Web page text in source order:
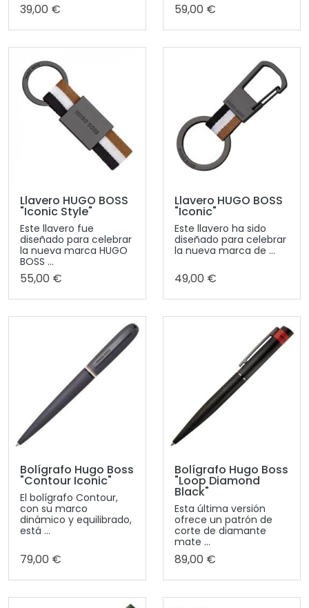
39,00 € 59,00 €
Llavero HUGO BOSS
"Iconic Style"
Este llavero fue
diseñado para celebrar
la nueva marca HUGO
BOSS ...
55,00 €
Llavero HUGO BOSS
"Iconic"
Este llavero ha sido
diseñado para celebrar
la nueva marca de ...
49,00 €
Bolígrafo Hugo Boss
"Contour Iconic"
El bolígrafo Contour,
con su marco
dinámico y equilibrado,
está ...
79,00 €
Bolígrafo Hugo Boss
"Loop Diamond
Black"
Esta última versión
ofrece un patrón de
corte de diamante
mate ...
89,00 €